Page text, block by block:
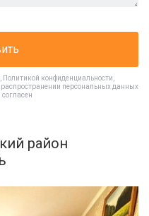
Политикой конфиденциальности
распространении персональных данных
район